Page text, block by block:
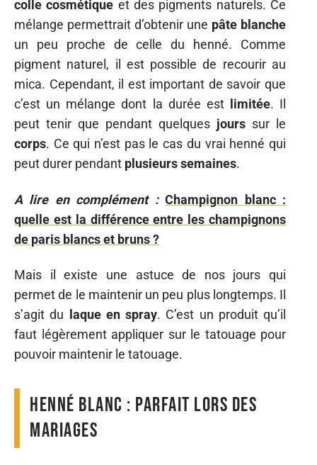
colle cosmétique et des pigments naturels. Ce
mélange permettrait d’obtenir une pâte blanche
un peu proche de celle du henné. Comme
pigment naturel, il est possible de recourir au
mica. Cependant, il est important de savoir que
c’est un mélange dont la durée est
limitée. Il
peut tenir que pendant quelques jours sur le
corps. Ce qui n’est pas le cas du vrai henné qui
peut durer pendant plusieurssemaines.
A lire en complément : Champignon blanc :
quelle est la différence entre les champignons
de paris blancs et bruns ?
Mais il existe une astuce de nos jours qui
permet de le maintenir un peu plus longtemps. Il
s’agit du
laque en spray. C’est un produit qu’il
faut légèrement appliquer sur le tatouage pour
pouvoir maintenir le tatouage.
Henné blanc : parfait lors des
mariages